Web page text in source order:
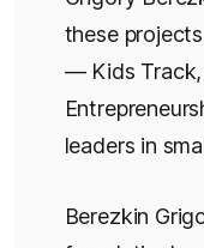
these
— Kids Track,
leaders in
Berezkin